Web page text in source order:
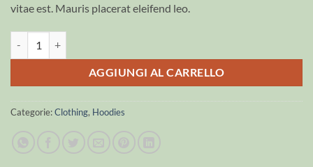
vitae est. Mauris placerat eleifend leo.
AGGIUNGI AL CARRELLO
Categorie:Clothing, Hoodies